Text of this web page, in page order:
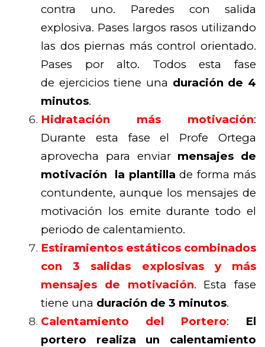
contra uno. Paredes con salida
explosiva. Pases largos rasos utilizando
las dos piernas más control orientado.
Pases por alto. Todos esta fase
de ejercicios tiene una duración de 4
minutos.
Hidratación más motivación:
Durante esta fase el Profe Ortega
aprovecha para enviar mensajes de
motivación la plantilla de forma más
contundente, aunque los mensajes de
motivación los emite durante todo el
periodo de calentamiento.
Estiramientos estáticos combinados
con 3 salidas explosivas y más
mensajes de motivación. Esta fase
tiene una duración de 3 minutos.
Calentamiento del Portero: El
portero realiza un calentamiento